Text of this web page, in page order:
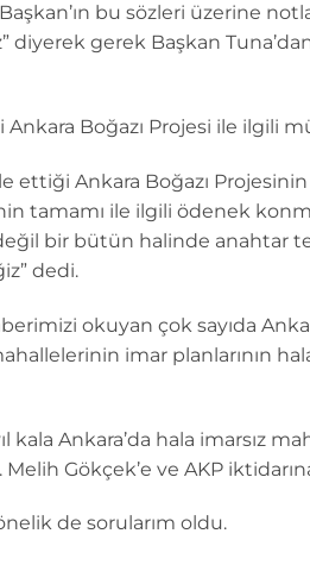
bu sözleri üzerine
diyerek gerek Başkan
Ankara Boğazı Projesi ile ilgili
ettiği Ankara Boğazı
tamamı ile ilgili ödenek
bir bütün halinde anahtar
dedi.
okuyan çok sayıda
imar planlarının
Ankara’da hala imarsız
Gökçek’e ve AKP
de sorularım oldu.